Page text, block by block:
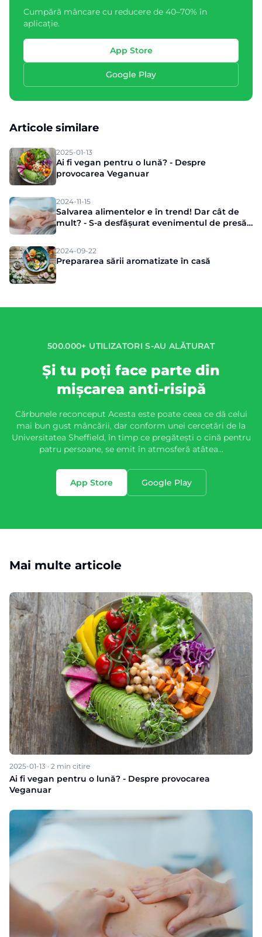
Cumpără mâncare cu reducere de 40–70% în
aplicație.
App Store
Google Play
Articole similare
2025-01-13
Ai fi vegan pentru o lună? - Despre
provocarea Veganuar
2024-11-15
Salvarea alimentelor e în trend! Dar cât de
mult? - S-a desfășurat evenimentul de presă
2024-09-22
Prepararea sării aromatizate în casă
500.000+ UTILIZATORI S-AU ALĂTURAT
Și tu poți face parte din
mișcarea anti-risipă
Cărbunele reconceput Acesta este poate ceea ce dă celui
mai bun gust mâncării, dar conform unei cercetări de la
Universitatea Sheffield, în timp ce pregătești o cină pentru
patru persoane, se emit în atmosferă atâtea…
App Store Google Play
Mai multe articole
2025-01-13 · 2 min citire
Ai fi vegan pentru o lună? - Despre provocarea
Veganuar